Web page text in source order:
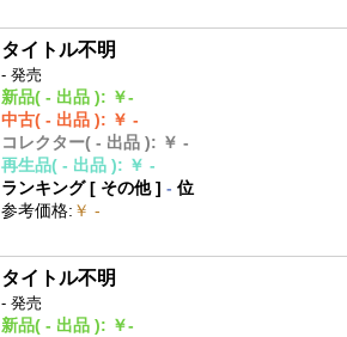
タイトル不明
- 発売
新品( - 出品 ): ￥-
中古( - 出品 ): ￥ -
コレクター( - 出品 ): ￥ -
再生品( - 出品 ): ￥ -
ランキング [ その他]- 位
参考価格: ￥ -
タイトル不明
- 発売
新品( - 出品 ): ￥-